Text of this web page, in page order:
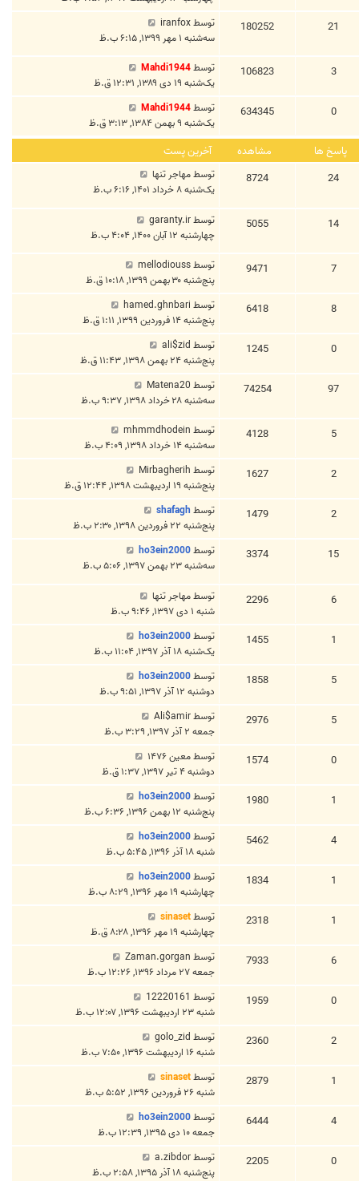
21
180252 توسطiranfox
سه‌شنبه ۱ مهر ۱۳۹۹, ۶:۱۵ ب.ظ
3
106823 توسطMahdi1944
یک‌شنبه ۱۹ دی ۱۳۸۹, ۱۲:۳۱ ق.ظ
0
634345 توسطMahdi1944
یک‌شنبه ۹ بهمن ۱۳۸۴, ۳:۱۳ ق.ظ
پاسخ ها مشاهده آخرین پست
24
8724 توسطمهاجر تنها
یک‌شنبه ۸ خرداد ۱۴۰۱, ۶:۱۶ ب.ظ
14
5055 توسطgaranty.ir
چهارشنبه ۱۲ آبان ۱۴۰۰, ۴:۰۴ ب.ظ
7
9471 توسطmellodiouss
پنج‌شنبه ۳۰ بهمن ۱۳۹۹, ۱۰:۱۸ ق.ظ
8
6418 توسط hamed.ghnbari
پنج‌شنبه ۱۴ فروردین ۱۳۹۹, ۱:۱۱ ق.ظ
0
1245 توسط ali$zid
پنج‌شنبه ۲۴ بهمن ۱۳۹۸, ۱۱:۴۳ ق.ظ
97
74254 توسط Matena20
سه‌شنبه ۲۸ خرداد ۱۳۹۸, ۹:۳۷ ب.ظ
5
4128 توسط mhmmdhodein
سه‌شنبه ۱۴ خرداد ۱۳۹۸, ۴:۰۹ ب.ظ
2
1627 توسط Mirbagherih
پنج‌شنبه ۱۹ اردیبهشت ۱۳۹۸, ۱۲:۴۴ ق.ظ
2
1479 توسط shafagh
پنج‌شنبه ۲۲ فروردین ۱۳۹۸, ۲:۳۰ ب.ظ
15
3374 توسطho3ein2000
سه‌شنبه ۲۳ بهمن ۱۳۹۷, ۵:۰۶ ب.ظ
6
2296 توسطمهاجر تنها
شنبه ۱ دی ۱۳۹۷, ۹:۴۶ ب.ظ
1
1455 توسطho3ein2000
یک‌شنبه ۱۸ آذر ۱۳۹۷, ۱۱:۰۴ ب.ظ
5
1858 توسطho3ein2000
دوشنبه ۱۲ آذر ۱۳۹۷, ۹:۵۱ ب.ظ
5
2976 توسطAli$amir
جمعه ۲ آذر ۱۳۹۷, ۳:۲۹ ب.ظ
0
1574 توسطمعین ۱۴۷۶
دوشنبه ۴ تیر ۱۳۹۷, ۱:۳۷ ق.ظ
1
1980 توسطho3ein2000
پنج‌شنبه ۱۲ بهمن ۱۳۹۶, ۶:۳۶ ب.ظ
4
5462 توسطho3ein2000
شنبه ۱۸ آذر ۱۳۹۶, ۵:۴۵ ب.ظ
1
1834 توسطho3ein2000
چهارشنبه ۱۹ مهر ۱۳۹۶, ۸:۲۹ ب.ظ
1
2318 توسطsinaset
چهارشنبه ۱۹ مهر ۱۳۹۶, ۸:۲۸ ق.ظ
6
7933 توسط Zaman.gorgan
جمعه ۲۷ مرداد ۱۳۹۶, ۱۲:۲۶ ب.ظ
0
1959 توسط 12220161
شنبه ۲۳ اردیبهشت ۱۳۹۶, ۱۲:۰۷ ب.ظ
2
2360 توسط golo_zid
شنبه ۱۶ اردیبهشت ۱۳۹۶, ۷:۵۰ ب.ظ
1
2879 توسطsinaset
شنبه ۲۶ فروردین ۱۳۹۶, ۵:۵۲ ب.ظ
4
6444 توسطho3ein2000
جمعه ۱۰ دی ۱۳۹۵, ۱۲:۳۹ ب.ظ
0
2205 توسطa.zibdor
پنج‌شنبه ۱۸ آذر ۱۳۹۵, ۲:۵۸ ب.ظ